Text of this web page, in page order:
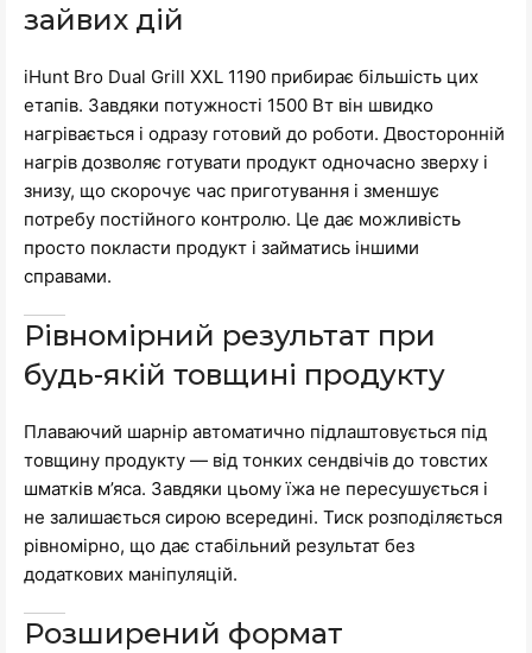
зайвих дій
iHunt Bro Dual Grill XXL 1190 прибирає більшість цих
етапів. Завдяки потужності 1500 Вт він швидко
нагрівається і одразу готовий до роботи. Двосторонній
нагрів дозволяє готувати продукт одночасно зверху і
знизу, що скорочує час приготування і зменшує
потребу постійного контролю. Це дає можливість
просто покласти продукт і займатись іншими
справами.
Рівномірний результат при
будь-якій товщині продукту
Плаваючий шарнір автоматично підлаштовується під
товщину продукту — від тонких сендвічів до товстих
шматків м’яса. Завдяки цьому їжа не пересушується і
не залишається сирою всередині. Тиск розподіляється
рівномірно, що дає стабільний результат без
додаткових маніпуляцій.
Розширений формат